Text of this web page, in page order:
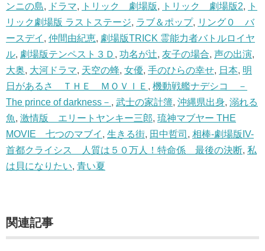
ンニの島, ドラマ, トリック 劇場版, トリック 劇場版2,
ト
リック劇場版 ラストステージ, ラブ＆ポップ, リング０ バ
ースデイ , 仲間由紀恵, 劇場版TRICK 霊能力者バトルロイヤ
ル, 劇場版テンペスト３Ｄ , 功名が辻, 友子の場合, 声の出演,
大奥, 大河ドラマ, 天空の蜂, 女優, 手のひらの幸せ, 日本, 明
日があるさ ＴＨＥ ＭＯＶＩＥ , 機動戦艦ナデシコ －
The prince of darkness－ , 武士の家計簿, 沖縄県出身, 溺れる
魚, 激情版 エリートヤンキー三郎, 琉神マブヤー THE
MOVIE 七つのマブイ , 生きる街, 田中哲司 , 相棒-劇場版IV-
首都クライシス 人質は５０万人！特命係 最後の決断, 私
は貝になりたい, 青い夏
関連記事